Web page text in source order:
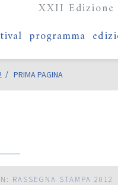
XXII Edizione
programma
PRIMA PAGINA
RASSEGNA STAMPA 2012